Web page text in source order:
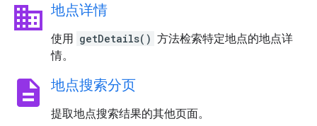
business 地点详情
使用 getDetails() 方法检索特定地点的地点详
情。
description 地点搜索分页
提取地点搜索结果的其他页面。